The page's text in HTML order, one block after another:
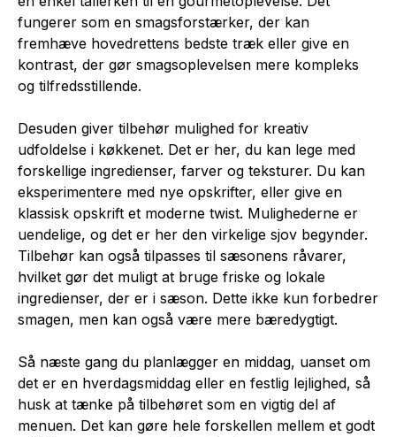
fungerer som en smagsforstærker, der kan
fremhæve hovedrettens bedste træk eller give en
kontrast, der gør smagsoplevelsen mere kompleks
og tilfredsstillende.
Desuden giver tilbehør mulighed for kreativ
udfoldelse i køkkenet. Det er her, du kan lege med
forskellige ingredienser, farver og teksturer. Du kan
eksperimentere med nye opskrifter, eller give en
klassisk opskrift et moderne twist. Mulighederne er
uendelige, og det er her den virkelige sjov begynder.
Tilbehør kan også tilpasses til sæsonens råvarer,
hvilket gør det muligt at bruge friske og lokale
ingredienser, der er i sæson. Dette ikke kun forbedrer
smagen, men kan også være mere bæredygtigt.
Så næste gang du planlægger en middag, uanset om
det er en hverdagsmiddag eller en festlig lejlighed, så
husk at tænke på tilbehøret som en vigtig del af
menuen. Det kan gøre hele forskellen mellem et godt